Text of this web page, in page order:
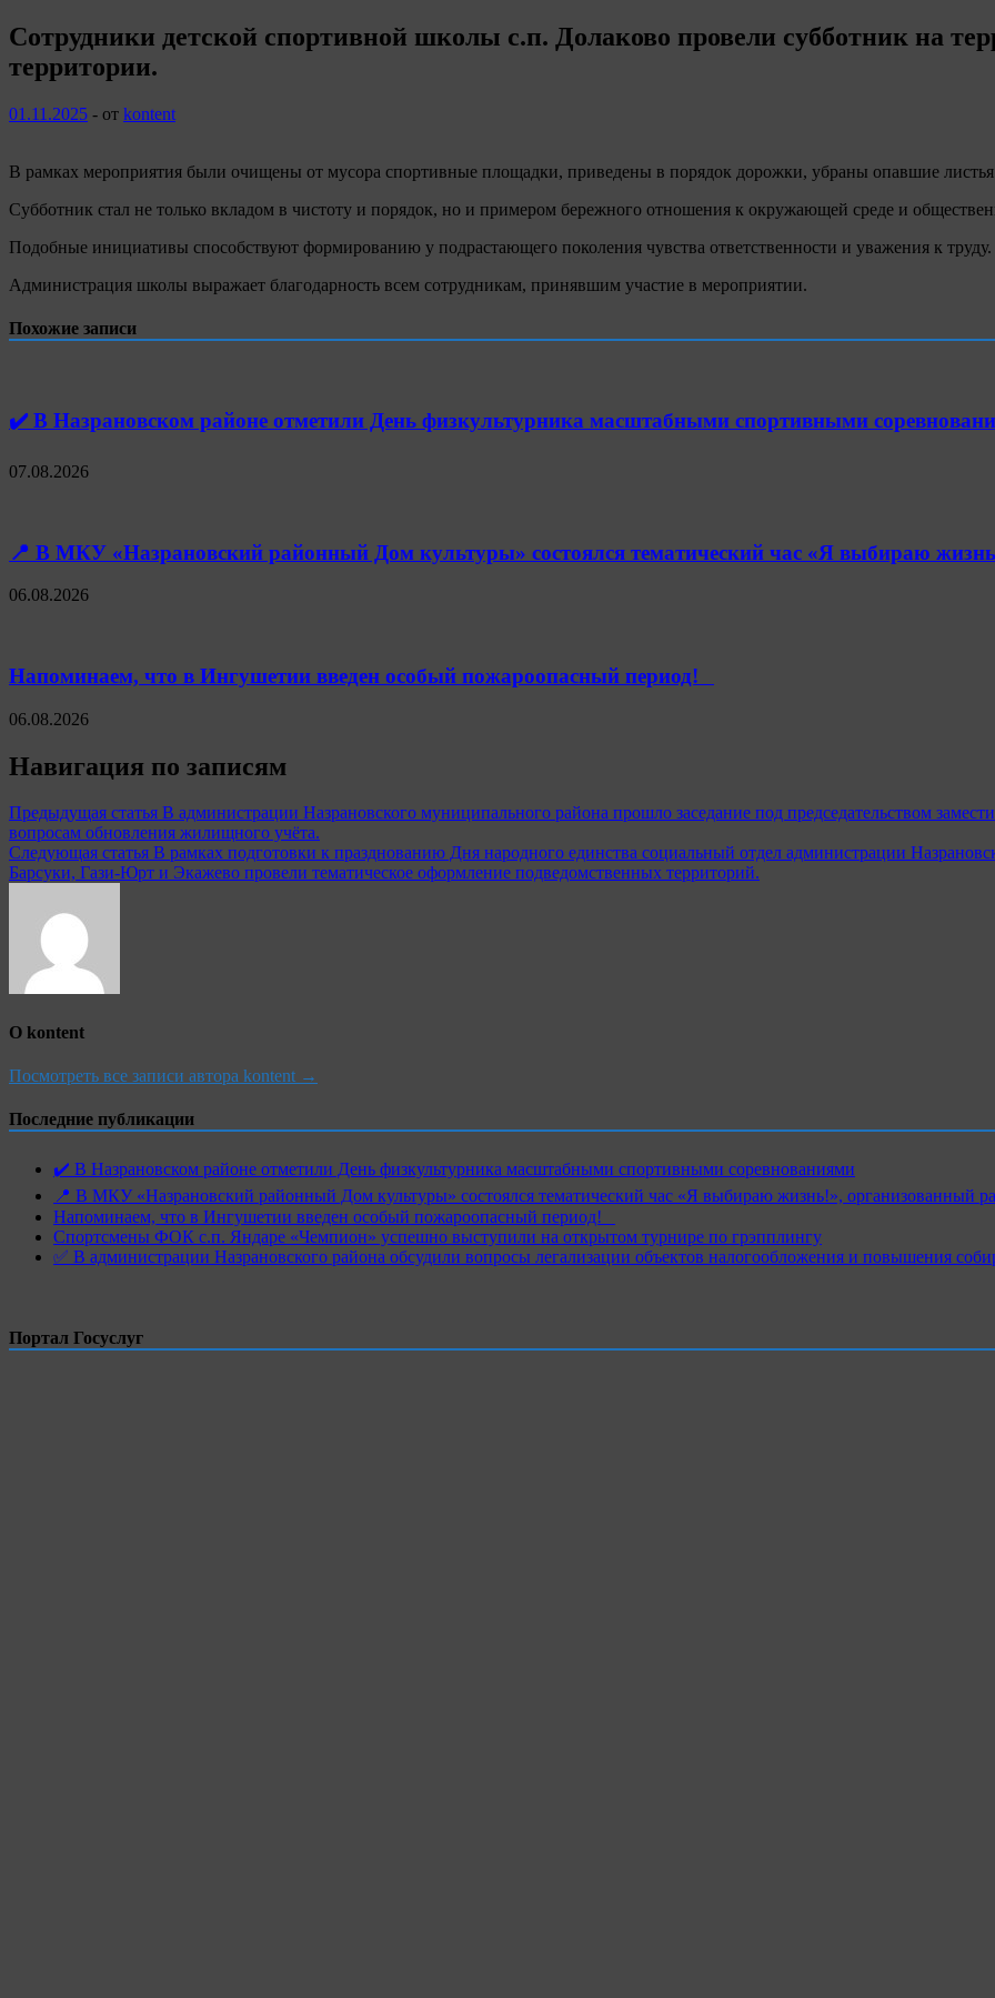
Сотрудники детской спортивной школы с.п. Долаково провели субботник на
территории.
01.11.2025 - от kontent
В рамках мероприятия были очищены от мусора спортивные площадки, приведены в порядок дорожки, убраны опавшие листья
Субботник стал не только вкладом в чистоту и порядок, но и примером бережного отношения к окружающей среде и
Подобные инициативы способствуют формированию у подрастающего поколения чувства ответственности и уважения к труду.
Администрация школы выражает благодарность всем сотрудникам, принявшим участие в мероприятии.
Похожие записи
✔️ В Назрановском районе отметили День физкультурника масштабными спортивными
07.08.2026
📍 В МКУ «Назрановский районный Дом культуры» состоялся тематический час «Я выбираю
06.08.2026
Напоминаем, что в Ингушетии введен особый пожароопасный период!⁣⁣⠀
06.08.2026
Навигация по записям
Предыдущая статья В администрации Назрановского муниципального района прошло заседание под председательством
вопросам обновления жилищного учёта.
Следующая статья В рамках подготовки к празднованию Дня народного единства социальный отдел администрации
Барсуки, Гази-Юрт и Экажево провели тематическое оформление подведомственных территорий.
О kontent
Посмотреть все записи автора kontent →
Последние публикации
✔️ В Назрановском районе отметили День физкультурника масштабными спортивными соревнованиями
📍 В МКУ «Назрановский районный Дом культуры» состоялся тематический час «Я выбираю жизнь!», организованный
Напоминаем, что в Ингушетии введен особый пожароопасный период!⁣⁣⠀
Спортсмены ФОК с.п. Яндаре «Чемпион» успешно выступили на открытом турнире по грэпплингу
✅ В администрации Назрановского района обсудили вопросы легализации объектов налогообложения и повышения
Портал Госуслуг